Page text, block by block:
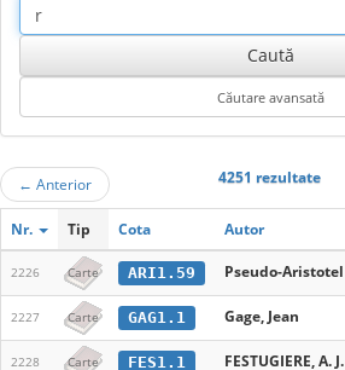
← Anterior 4251 rezultate
Nr. Tip Cota Autor
2226 Carte ARI1.59 Pseudo-Aristotel
2227 Carte GAG1.1 Gage, Jean
2228 Carte FES1.1 FESTUGIERE, A. J.